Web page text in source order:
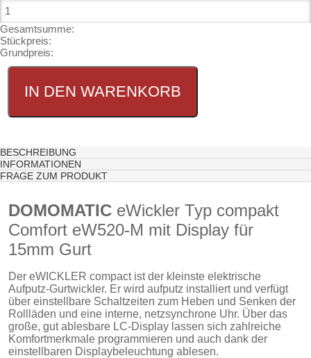
Gesamtsumme:
Stückpreis:
Grundpreis:
BESCHREIBUNG
INFORMATIONEN
FRAGE ZUM PRODUKT
DOMOMATIC eWickler Typ compakt
Comfort eW520-M mit Display für
15mm Gurt
Der eWICKLER compact ist der kleinste elektrische
Aufputz-Gurtwickler. Er wird aufputz installiert und verfügt
über einstellbare Schaltzeiten zum Heben und Senken der
Rollläden und eine interne, netzsynchrone Uhr. Über das
große, gut ablesbare LC-Display lassen sich zahlreiche
Komfortmerkmale programmieren und auch dank der
einstellbaren Displaybeleuchtung ablesen.